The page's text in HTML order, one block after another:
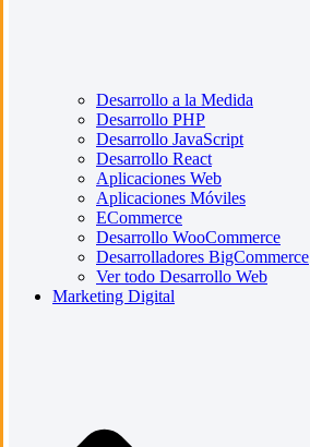
Desarrollo a la Medida
Desarrollo PHP
Desarrollo JavaScript
Desarrollo React
Aplicaciones Web
Aplicaciones Móviles
ECommerce
Desarrollo WooCommerce
Desarrolladores BigCommerce
Ver todo Desarrollo Web
Marketing Digital